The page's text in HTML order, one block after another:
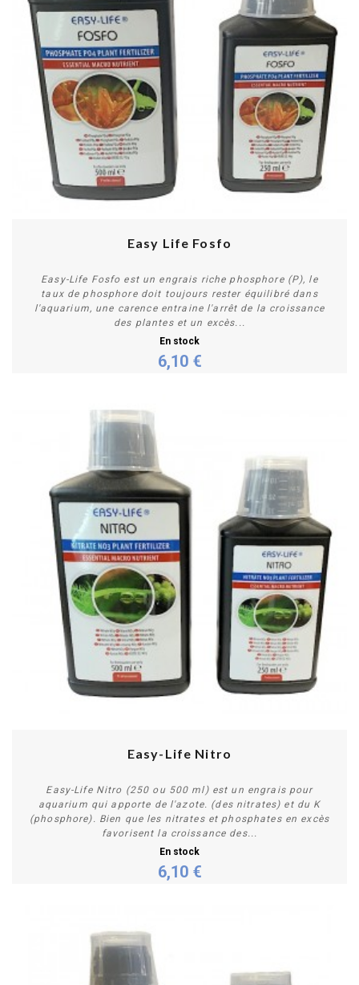
Easy Life Fosfo
Easy-Life Fosfo est un engrais riche phosphore (P), le
taux de phosphore doit toujours rester équilibré dans
l'aquarium, une carence entraine l'arrêt de la croissance
des plantes et un excès...
En stock
6,10 €
Easy-Life Nitro
Easy-Life Nitro (250 ou 500 ml) est un engrais pour
aquarium qui apporte de l'azote. (des nitrates) et du K
(phosphore). Bien que les nitrates et phosphates en excès
favorisent la croissance des...
En stock
6,10 €